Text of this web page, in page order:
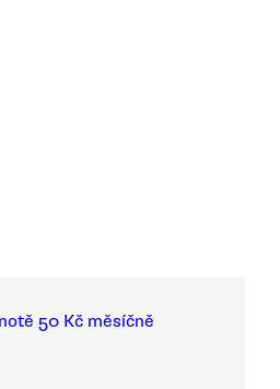
50 Kč měsíčně